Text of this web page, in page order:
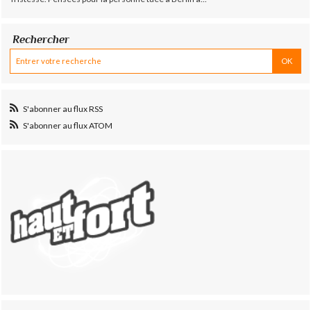
Rechercher
S'abonner au flux RSS
S'abonner au flux ATOM